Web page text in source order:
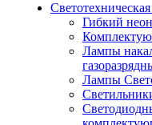
Гибкий
Лампы
Лампы